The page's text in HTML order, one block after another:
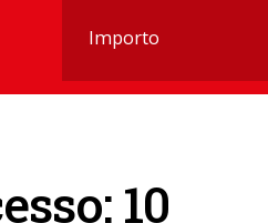
10